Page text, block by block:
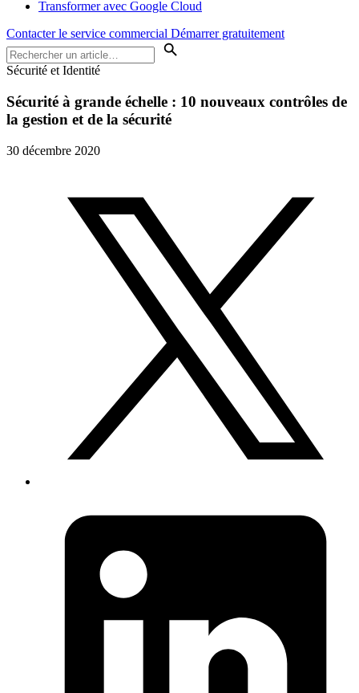
Transformer avec Google Cloud
Contacter le service commercial Démarrer gratuitement
Sécurité et Identité
Sécurité à grande échelle : 10 nouveaux contrôles de
la gestion et de la sécurité
30 décembre 2020